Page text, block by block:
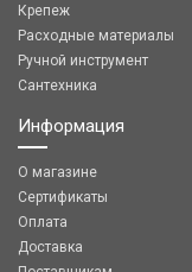
Крепеж
Расходные материалы
Ручной инструмент
Сантехника
Информация
О магазине
Сертификаты
Оплата
Доставка